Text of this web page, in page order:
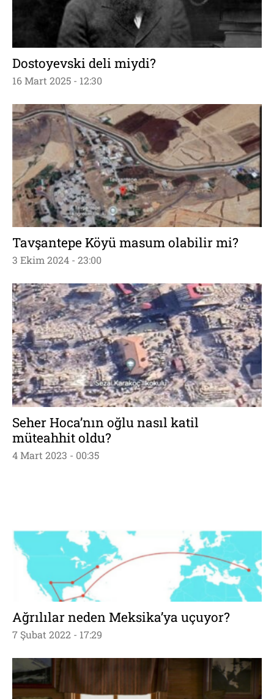
Dostoyevski deli miydi?
16 Mart 2025 - 12:30
Tavşantepe Köyü masum olabilir mi?
3 Ekim 2024 - 23:00
Seher Hoca’nın oğlu nasıl katil
müteahhit oldu?
4 Mart 2023 - 00:35
Ağrılılar neden Meksika’ya uçuyor?
7 Şubat 2022 - 17:29